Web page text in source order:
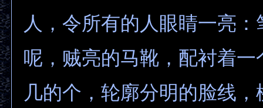
人，令所有的人眼睛一亮
呢，贼亮的马靴，配衬着一
几的个，轮廓分明的脸线